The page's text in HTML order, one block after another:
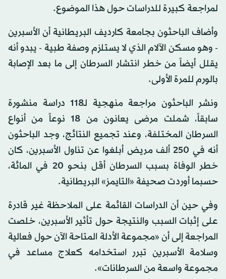
لمراجعة كبيرة للدراسات حول هذا الموضوع.
وأضاف الباحثون بجامعة كارديف البريطانية أن الأسبرين
- وهو مسكن الآلام الذي لا يستلزم وصفة طبية - يبدو أنه
يقلل أيضاً من خطر انتشار السرطان إلى ما بعد الإصابة
بالورم للمرة الأولى.
ونشر الباحثون مراجعة منهجية لـ118 دراسة منشورة
سابقاً، شملت مرضى يعانون من 18 نوعاً من أنواع
السرطان المختلفة، وعند تجميع النتائج، وجد الباحثون
أنه في 250 ألف مريض أبلغوا عن تناول الأسبرين، كان
خطر الوفاة بسبب السرطان أقل بنحو 20 في المائة،
حسبما أوردت صحيفة «التايمز» البريطانية.
وفي حين أن الدراسات القائمة على الملاحظة غير قادرة
على إثبات السبب والنتيجة حول تأثير الأسبرين، خلصت
المراجعة إلى أن «مجموعة الأدلة المتاحة الآن حول فعالية
وسلامة الأسبرين تبرر استخدامه كعلاج مساعد في
مجموعة واسعة من السرطانات».